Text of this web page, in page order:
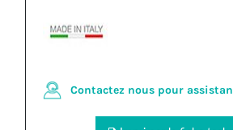
Contactez nous pour